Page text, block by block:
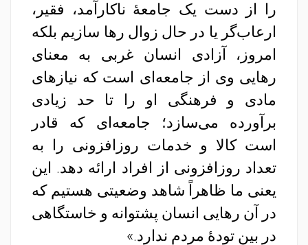
را از دست یک جامعهٔ ناکارآمد، فقیر،
ارعاب‌گر یا در حال زوال رها سازیم بلکه
امروز، آزادی انسان غربی به معنای
رهایی وی از جامعه‌ای است که نیازهای
مادی و فرهنگی او را تا حد زیادی
برآورده می‌سازد؛ جامعه‌ای که قادر
است کالا و خدمات روزافزونی را به
تعداد روزافزونی از افراد ارائه دهد. این
یعنی ما ظاهراً‌ شاهد وضعیتی هستیم که
در آن رهایی انسان پشتوانه‌ و خاستگاهی
در بین تودهٔ مردم ندارد.»